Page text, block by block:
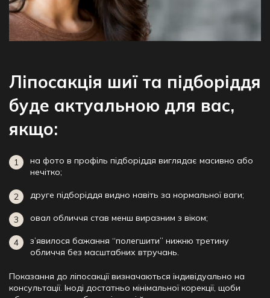
Ліпосакція шиї та підборіддя
буде актуальною для вас,
якщо:
на фото в профіль підборіддя виглядає масивно або
нечітко;
друге підборіддя видно навіть за нормальної ваги;
овал обличчя став менш виразним з віком;
з’явилося бажання “полегшити” нижню третину
обличчя без масштабних втручань.
Показання до ліпосакції визначаються індивідуально на
консультації. Іноді достатньо мінімальної корекції, щоби